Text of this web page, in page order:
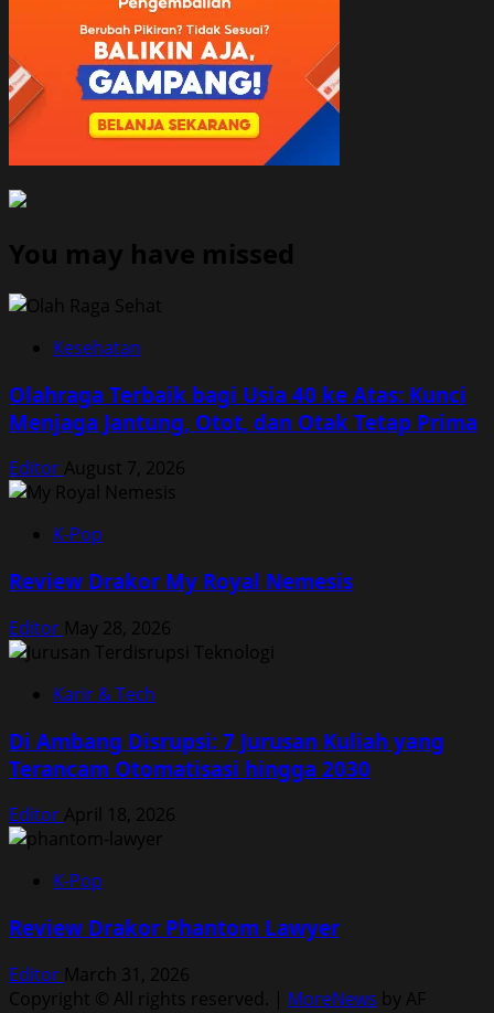
You may have missed
Kesehatan
Olahraga Terbaik bagi Usia 40 ke Atas: Kunci
Menjaga Jantung, Otot, dan Otak Tetap Prima
Editor August 7, 2026
K-Pop
Review Drakor My Royal Nemesis
Editor May 28, 2026
Karir & Tech
Di Ambang Disrupsi: 7 Jurusan Kuliah yang
Terancam Otomatisasi hingga 2030
Editor April 18, 2026
K-Pop
Review Drakor Phantom Lawyer
Editor March 31, 2026
Copyright © All rights reserved. | MoreNews by AF